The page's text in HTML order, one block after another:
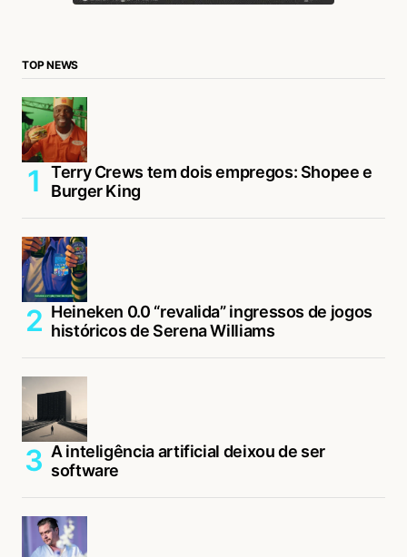
TOP NEWS
Terry Crews tem dois empregos: Shopee e
Burger King
Heineken 0.0 “revalida” ingressos de jogos
históricos de Serena Williams
A inteligência artificial deixou de ser
software